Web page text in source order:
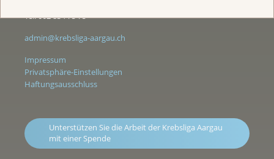
Tel. 062 834 75 75
admin@krebsliga-aargau.ch
Impressum
Privatsphäre-Einstellungen
Haftungsausschluss
Unterstützen Sie die Arbeit der Krebsliga Aargau
mit einer Spende